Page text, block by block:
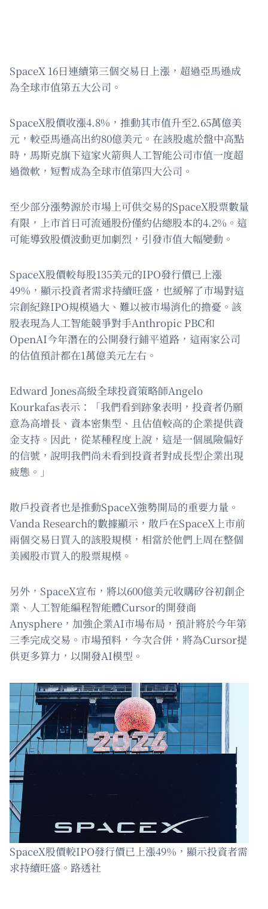
SpaceX 16日連續第三個交易日上漲，超過亞馬遜成
為全球市值第五大公司。
SpaceX股價收漲4.8%，推動其市值升至2.65萬億美
元，較亞馬遜高出約80億美元。在該股處於盤中高點
時，馬斯克旗下這家火箭與人工智能公司市值一度超
過微軟，短暫成為全球市值第四大公司。
至少部分漲勢源於市場上可供交易的SpaceX股票數量
有限，上市首日可流通股份僅約佔總股本的4.2%。這
可能導致股價波動更加劇烈，引發市值大幅變動。
SpaceX股價較每股135美元的IPO發行價已上漲
49%，顯示投資者需求持續旺盛，也緩解了市場對這
宗創紀錄IPO規模過大、難以被市場消化的擔憂。該
股表現為人工智能競爭對手Anthropic PBC和
OpenAI今年潛在的公開發行鋪平道路，這兩家公司
的估值預計都在1萬億美元左右。
Edward Jones高級全球投資策略師Angelo
Kourkafas表示：「我們看到跡象表明，投資者仍願
意為高增長、資本密集型、且估值較高的企業提供資
金支持。因此，從某種程度上說，這是一個風險偏好
的信號，說明我們尚未看到投資者對成長型企業出現
疲態。」
散戶投資者也是推動SpaceX強勢開局的重要力量。
Vanda Research的數據顯示，散戶在SpaceX上市前
兩個交易日買入的該股規模，相當於他們上周在整個
美國股市買入的股票規模。
另外，SpaceX宣布，將以600億美元收購矽谷初創企
業、人工智能編程智能體Cursor的開發商
Anysphere，加強企業AI市場布局，預計將於今年第
三季完成交易。市場預料，今次合併，將為Cursor提
供更多算力，以開發AI模型。
SpaceX股價較IPO發行價已上漲49%，顯示投資者需
求持續旺盛。路透社